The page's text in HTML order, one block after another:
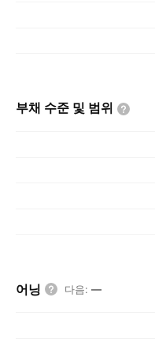
부채 수준 및 범위
어닝 다음: —